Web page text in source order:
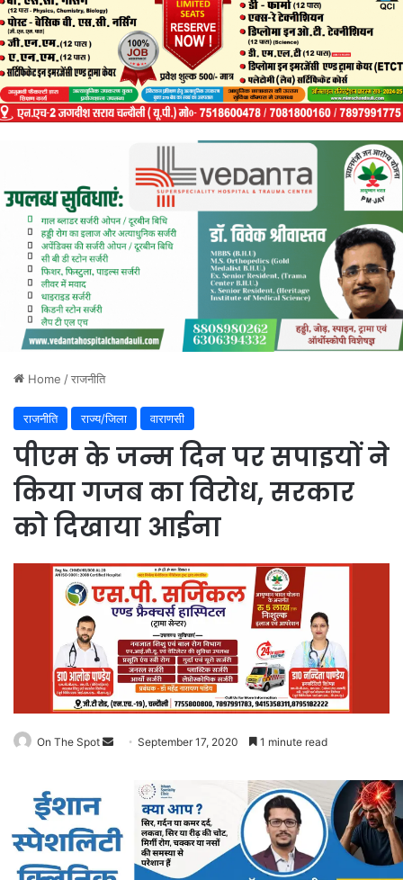
Home /राजनीति
राजनीति राज्य/जिला वाराणसी
पीएम के जन्म दिन पर सपाइयों ने
किया गजब का विरोध, सरकार
को दिखाया आईना
On The Spot
Send September 17, 2020 1 minute read